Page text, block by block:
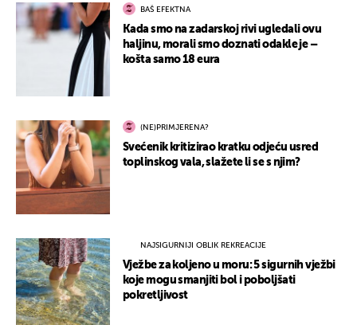
BAŠ EFEKTNA
Kada smo na zadarskoj rivi ugledali ovu
haljinu, morali smo doznati odakle je –
košta samo 18 eura
(NE)PRIMJERENA?
Svećenik kritizirao kratku odjeću usred
toplinskog vala, slažete li se s njim?
NAJSIGURNIJI OBLIK REKREACIJE
Vježbe za koljeno u moru: 5 sigurnih vježbi
koje mogu smanjiti bol i poboljšati
pokretljivost